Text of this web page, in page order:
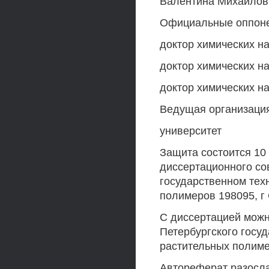
Официальные
доктор химических
доктор химических
доктор химических
Ведущая
университет
Защита состоится
диссертационного
государственном
полимеров 198095,
С диссертацией
Петербургского
растительных